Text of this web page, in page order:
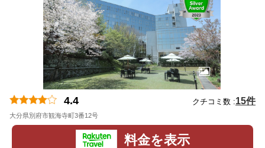
4.4 クチコミ数 :15件
大分県別府市観海寺町3番12号
料金を表示